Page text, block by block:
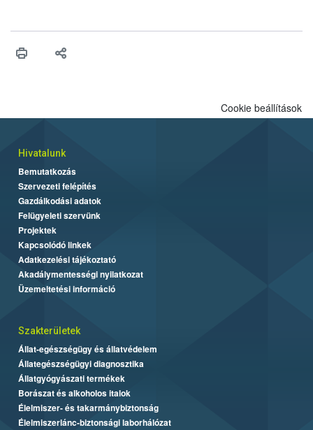
Cookie beállítások
Hivatalunk
Bemutatkozás
Szervezeti felépítés
Gazdálkodási adatok
Felügyeleti szervünk
Projektek
Kapcsolódó linkek
Adatkezelési tájékoztató
Akadálymentességi nyilatkozat
Üzemeltetési információ
Szakterületek
Állat-egészségügy és állatvédelem
Állategészségügyi diagnosztika
Állatgyógyászati termékek
Borászat és alkoholos italok
Élelmiszer- és takarmánybiztonság
Élelmiszerlánc-biztonsági laborhálózat